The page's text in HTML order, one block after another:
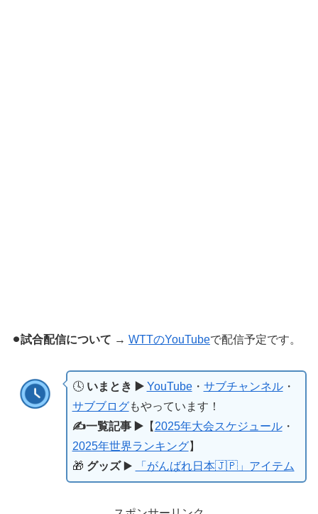
⚫︎試合配信について → WTTのYouTubeで配信予定です。
🕓いまとき ▶️ YouTube・ サブチャンネル・
サブブログもやっています！
✍️一覧記事 ▶️【 2025年大会スケジュール・
2025年世界ランキング】
🎁 グッズ▶️ 「がんばれ日本🇯🇵」アイテム